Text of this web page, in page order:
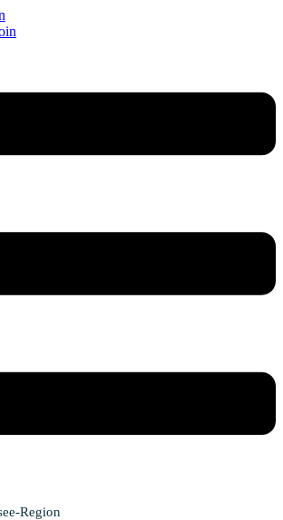
Region